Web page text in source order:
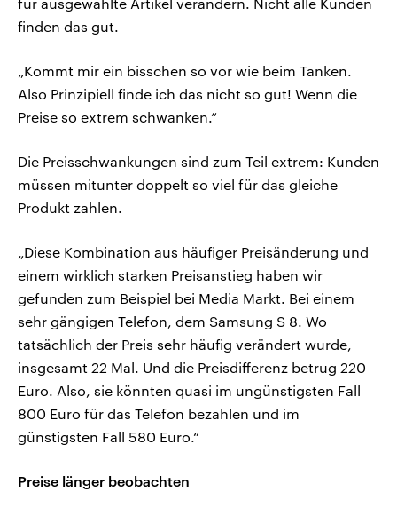
für ausgewählte Artikel verändern. Nicht alle Kunden
finden das gut.
„Kommt mir ein bisschen so vor wie beim Tanken.
Also Prinzipiell finde ich das nicht so gut! Wenn die
Preise so extrem schwanken.“
Die Preisschwankungen sind zum Teil extrem: Kunden
müssen mitunter doppelt so viel für das gleiche
Produkt zahlen.
„Diese Kombination aus häufiger Preisänderung und
einem wirklich starken Preisanstieg haben wir
gefunden zum Beispiel bei Media Markt. Bei einem
sehr gängigen Telefon, dem Samsung S 8. Wo
tatsächlich der Preis sehr häufig verändert wurde,
insgesamt 22 Mal. Und die Preisdifferenz betrug 220
Euro. Also, sie könnten quasi im ungünstigsten Fall
800 Euro für das Telefon bezahlen und im
günstigsten Fall 580 Euro.“
Preise länger beobachten